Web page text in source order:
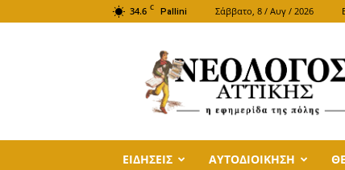
34.6 C Pallini Σάββατο, 8 / Αυγ / 2026
ΑΤΤΙΚΗΣ
ΕΙΔΗΣΕΙΣ ΑΥΤΟΔΙΟΙΚΗΣΗ